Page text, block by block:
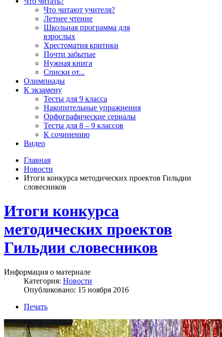
Что читают учителя?
Летнее чтение
Школьная программа для
взрослых
Хрестоматия критики
Почти забытые
Нужная книга
Списки от...
Олимпиады
К экзамену
Тесты для 9 класса
Накопительные упражнения
Орфографические сериалы
Тесты для 8 – 9 классов
К сочинению
Видео
Главная
Новости
Итоги конкурса методических проектов Гильдии
словесников
Итоги конкурса
методических проектов
Гильдии словесников
Информация о материале
Категория: Новости
Опубликовано: 15 ноября 2016
Печать